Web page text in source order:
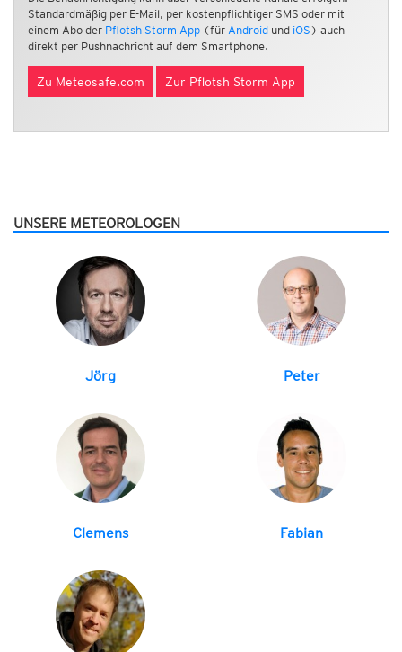
Standardmäßig per E-Mail, per kostenpflichtiger SMS oder mit
einem Abo der Pflotsh Storm App (für Android und iOS ) auch
direkt per Pushnachricht auf dem Smartphone.
Zu Meteosafe.com Zur Pflotsh Storm App
UNSERE METEOROLOGEN
Jörg Peter
Clemens Fabian